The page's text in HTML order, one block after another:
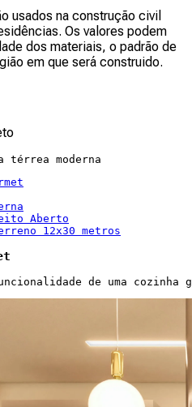
usados na construção civil
Os valores podem
dos materiais, o padrão de
em que será construido.
térrea moderna
Aberto
12x30 metros
de uma